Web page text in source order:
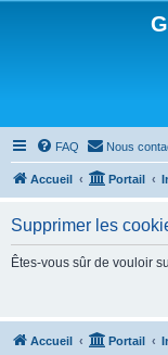
FAQ Nous
Accueil Portail
Supprimer les
Êtes-vous sûr de vouloir
Accueil Portail